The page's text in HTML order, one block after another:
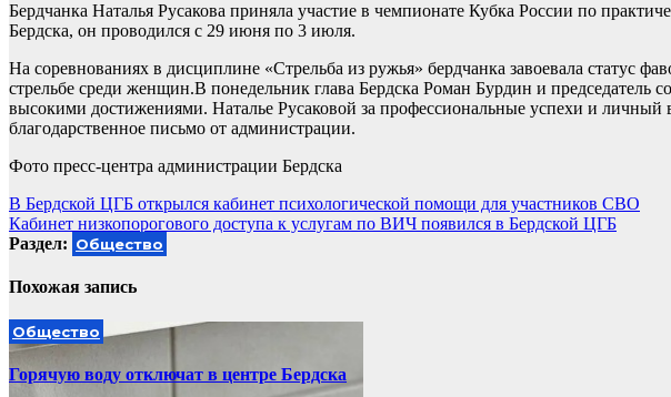
Бердчанка Наталья Русакова приняла участие в чемпионате Кубка России по
Бердска, он проводился с 29 июня по 3 июля.
На соревнованиях в дисциплине «Стрельба из ружья» бердчанка завоевала статус
стрельбе среди женщин.В понедельник глава Бердска Роман Бурдин и председатель
высокими достижениями. Наталье Русаковой за профессиональные успехи и личный
благодарственное письмо от администрации.
Фото пресс-центра администрации Бердска
Навигация
по
В Бердской ЦГБ открылся кабинет психологической помощи для участников СВО
Кабинет низкопорогового доступа к услугам по ВИЧ появился в Бердской ЦГБ
Раздел: Общество
Похожая запись
Общество
Горячую воду отключат в центре Бердска